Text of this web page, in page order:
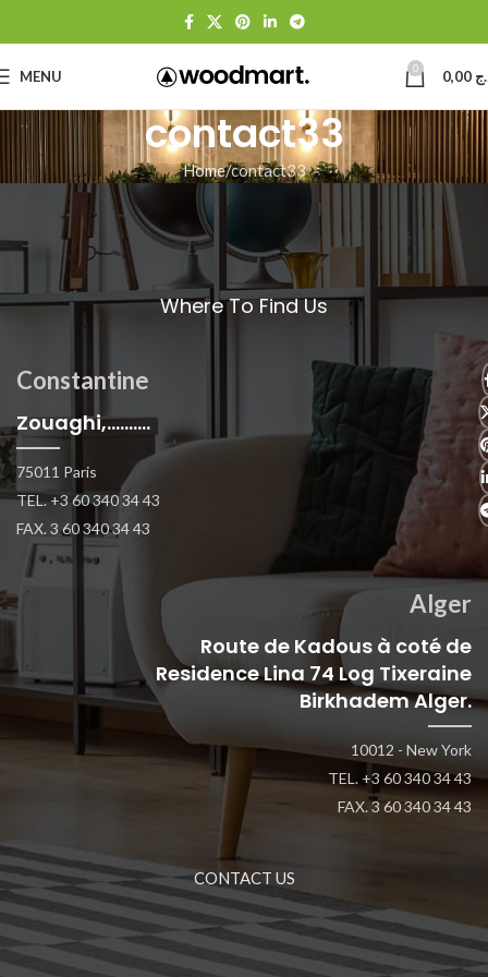
MENU 0
contact33
Home contact33
Where To Find Us
Constantine
Zouaghi,..........
75011 Paris
TEL. +3 60 340 34 43
FAX. 3 60 340 34 43
Alger
Route de Kadous à coté de
Residence Lina 74 Log Tixeraine
Birkhadem Alger.
10012 - New York
TEL. +3 60 340 34 43
FAX. 3 60 340 34 43
CONTACT US